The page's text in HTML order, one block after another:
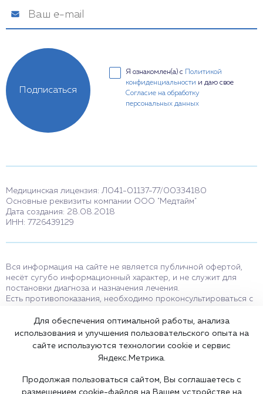
Я ознакомлен(а) с
Политикой
конфиденциальности и даю свое
Согласие на обработку
персональных данных
Подписаться
Медицинская лицензия: Л041-01137-77/00334180
Основные реквизиты компании ООО "Медтайм"
Дата создания: 28.08.2018
ИНН: 7726439129
Вся информация на сайте не является публичной офертой,
несёт сугубо информационный характер, и не служит для
постановки диагноза и назначения лечения.
Есть противопоказания, необходимо проконсультироваться с
мессенджерам и в соцсетях носят исключительно
информационный характер и не являются медицинскими
услугами.
Оставаясь на сайте вы соглашаетесь на использование cookies.
Для обеспечения оптимальной работы, анализа
использования и улучшения пользовательского опыта на
сайте используются технологии cookie и сервис
Яндекс.Метрика.
Продолжая пользоваться сайтом, Вы соглашаетесь с
размещением cookie-файлов на Вашем устройстве на